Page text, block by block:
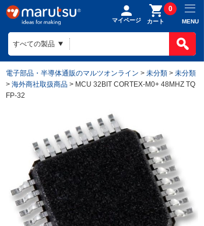
マイページ カート
0
MENU
電子部品・半導体通販のマルツオンライン > 未分類 > 未分類
> 海外商社取扱商品 > MCU 32BIT CORTEX-M0+ 48MHZ TQ
FP-32